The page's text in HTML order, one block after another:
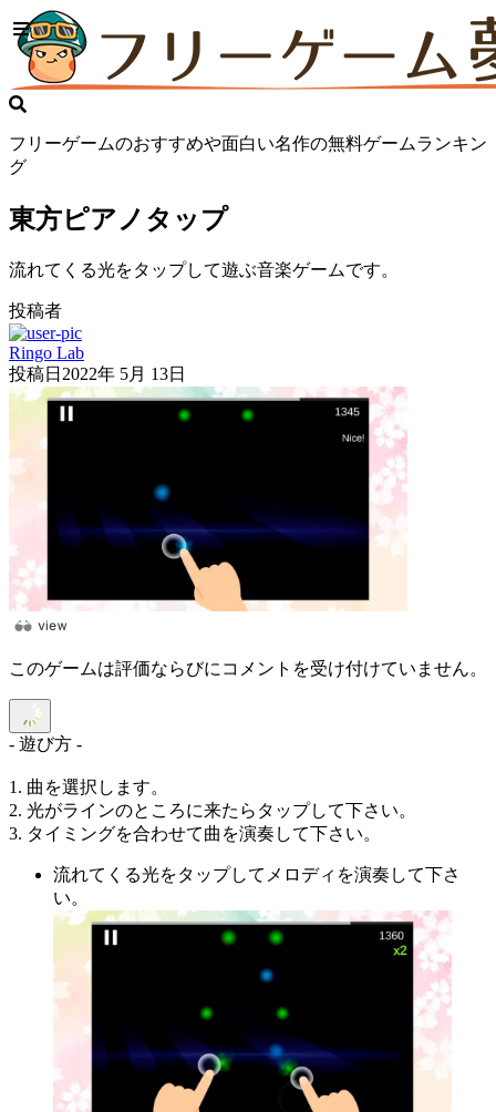
フリーゲームのおすすめや面白い名作の無料ゲームランキン
グ
東方ピアノタップ
流れてくる光をタップして遊ぶ音楽ゲームです。
投稿者
Ringo Lab
投稿日 2022年 5月 13日
このゲームは評価ならびにコメントを受け付けていません。
- 遊び方 -
1. 曲を選択します。
2. 光がラインのところに来たらタップして下さい。
3. タイミングを合わせて曲を演奏して下さい。
流れてくる光をタップしてメロディを演奏して下さ
い。